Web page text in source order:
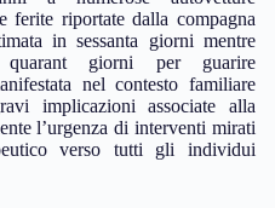
ferite riportate dalla compagna
in sessanta giorni mentre
giorni per guarire
nel contesto familiare
implicazioni associate alla
l’urgenza di interventi mirati
verso tutti gli individui